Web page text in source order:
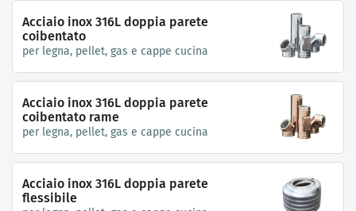
Acciaio inox 316L doppia parete
coibentato
per legna, pellet, gas e cappe cucina
Acciaio inox 316L doppia parete
coibentato rame
per legna, pellet, gas e cappe cucina
Acciaio inox 316L doppia parete
flessibile